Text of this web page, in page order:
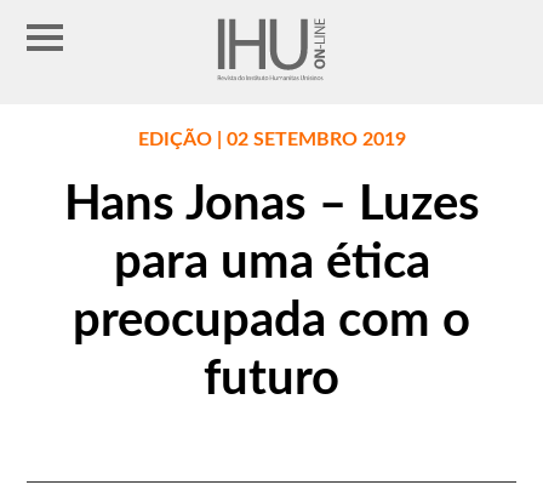
EDIÇÃO | 02 SETEMBRO 2019
Hans Jonas – Luzes
para uma ética
preocupada com o
futuro